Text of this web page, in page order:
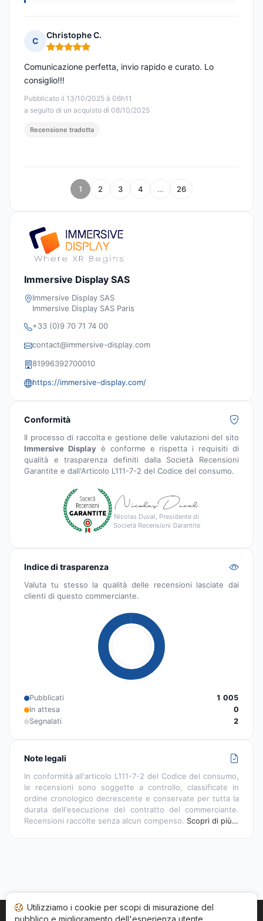
C
Christophe C.
Nota: 5 su 5
Pubblicato il 13/10/2025 à 06h11
a seguito di un acquisto di 08/10/2025
Comunicazione perfetta, invio rapido e curato. Lo
consiglio!!!
Recensione tradotta
1 2 3 4 … 26
Immersive Display SAS
Immersive Display SAS
Immersive Display SAS Paris
+33 (0)9 70 71 74 00
contact@immersive-display.com
81996392700010
https://immersive-display.com/
Conformità
Il processo di raccolta e gestione delle valutazioni del sito
Immersive Displayè conforme e rispetta i requisiti di
qualità e trasparenza definiti dalla Società Recensioni
Garantite e dall'Articolo L111-7-2 del Codice del consumo.
Nicolas Duval, Presidente di
Società Recensioni Garantite
Indice di trasparenza
Valuta tu stesso la qualità delle recensioni lasciate dai
clienti di questo commerciante.
Pubblicati
1 005
In attesa
0
Segnalati
2
Note legali
In conformità all'articolo L111-7-2 del Codice del consumo,
le recensioni sono soggette a controllo, classificate in
ordine cronologico decrescente e conservate per tutta la
durata dell'esecuzione del contratto del commerciante.
Recensioni raccolte senza alcun compenso. Scopri di più…
Utilizziamo i cookie per scopi di misurazione del
pubblico e miglioramento dell'esperienza utente.